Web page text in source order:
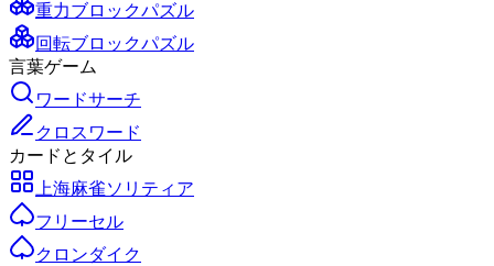
重力ブロックパズル
回転ブロックパズル
言葉ゲーム
ワードサーチ
クロスワード
カードとタイル
上海麻雀ソリティア
フリーセル
クロンダイク